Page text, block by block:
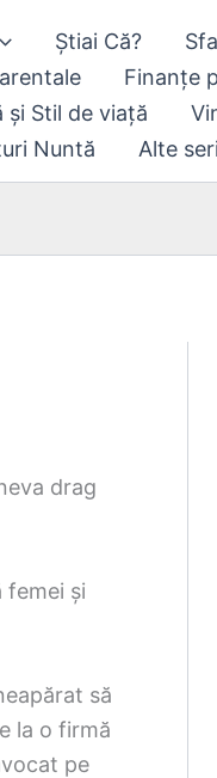
Știai Că?
Finanțe
și Stil de viață
Nuntă Alte
drag
femei și
să
la o firmă
pe